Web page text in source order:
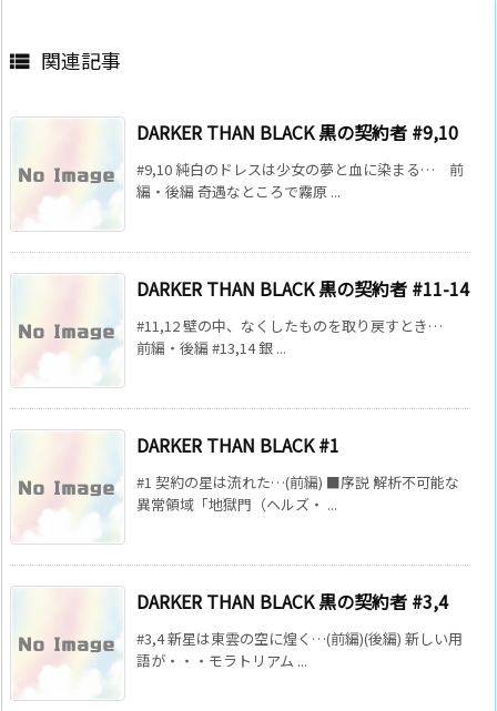
 関連記事
DARKER THAN BLACK 黒の契約者 #9,10
#9,10 純白のドレスは少女の夢と血に染まる… 前
編・後編 奇遇なところで霧原 ...
DARKER THAN BLACK 黒の契約者 #11-14
#11,12 壁の中、なくしたものを取り戻すとき…
前編・後編 #13,14 銀 ...
DARKER THAN BLACK #1
#1 契約の星は流れた…(前編) ■序説 解析不可能な
異常領域「地獄門（ヘルズ・ ...
DARKER THAN BLACK 黒の契約者 #3,4
#3,4 新星は東雲の空に煌く…(前編)(後編) 新しい用
語が・・・モラトリアム ...